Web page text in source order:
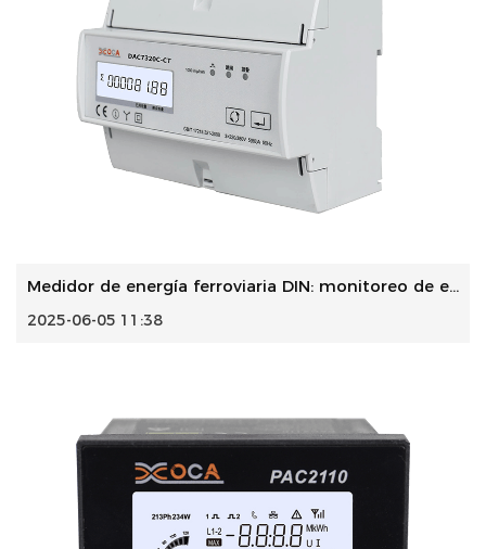
Medidor de energía ferroviaria DIN: monitoreo de energía c...
2025-06-05 11:38